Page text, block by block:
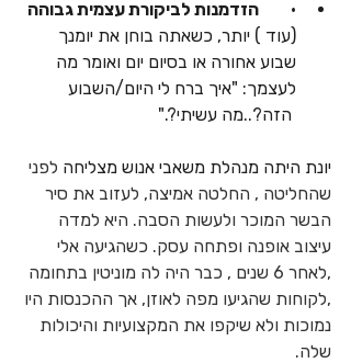
·
הזדמנות לביקורת עצמית גבוהה
(עוד ) יותר, כשאתה בוחן את יומנך
שבוע אחורה או בסיום יום ואומר מה
לעצמך: "איך ברח לי היום/השבוע
הזה?..מה עשיתי?."
יונת היתה מנהלת משאבי אנוש מצליחה לפני
שהחליטה , החלטה אמיצה, לעזוב את סיר
הבשר המוכר ולעשות הסבה. היא למדה
עיצוב אופנה ופתחה עסק. כשהגיעה אלי
,לאחר 6 שנים , כבר היה לה מוניטין בתחומה
,לקוחות שהגיעו מפה לאוזן, אך ההכנסות היו
נמוכות ולא שיקפו את המקצועיות והיכולות
שלה.